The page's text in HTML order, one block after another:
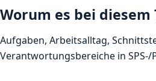
Worum es bei diesem
Aufgaben, Arbeitsalltag,
Verantwortungsbereiche in SPS-/